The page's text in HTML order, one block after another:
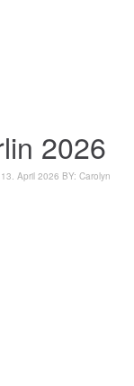
2026
April 2026 BY: Carolyn